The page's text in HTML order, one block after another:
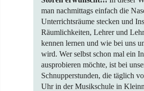
man nachmittags einfach die
Unterrichtsräume stecken und
Räumlichkeiten, Lehrer und
kennen lernen und wie bei uns
wird. Wer selbst schon mal ein
ausprobieren möchte, ist bei
Schnupperstunden, die täglich
Uhr in der Musikschule in